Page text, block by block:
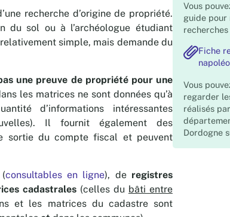
recherche d’origine de propriété.
du sol ou à l’archéologue étudiant
simple, mais demande du
une preuve de propriété pour une
les matrices ne sont données qu’à
d’informations intéressantes
Il fournit également des
sortie du compte fiscal et peuvent
(consultables en ligne), de registres
cadastrales(celles du bâti entre
et les matrices du cadastre sont
Vous
guide pour
Fiche
Vous
regarder
réalisés
Dordogne